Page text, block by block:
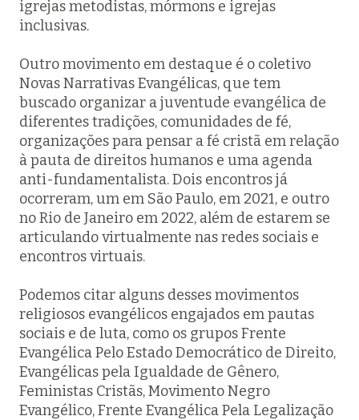
igrejas metodistas, mórmons e igrejas
inclusivas.
Outro movimento em destaque é o coletivo
Novas Narrativas Evangélicas, que tem
buscado organizar a juventude evangélica de
diferentes tradições, comunidades de fé,
organizações para pensar a fé cristã em relação
à pauta de direitos humanos e uma agenda
anti-fundamentalista. Dois encontros já
ocorreram, um em São Paulo, em 2021, e outro
no Rio de Janeiro em 2022, além de estarem se
articulando virtualmente nas redes sociais e
encontros virtuais.
Podemos citar alguns desses movimentos
religiosos evangélicos engajados em pautas
sociais e de luta, como os grupos Frente
Evangélica Pelo Estado Democrático de Direito,
Evangélicas pela Igualdade de Gênero,
Feministas Cristãs, Movimento Negro
Evangélico, Frente Evangélica Pela Legalização